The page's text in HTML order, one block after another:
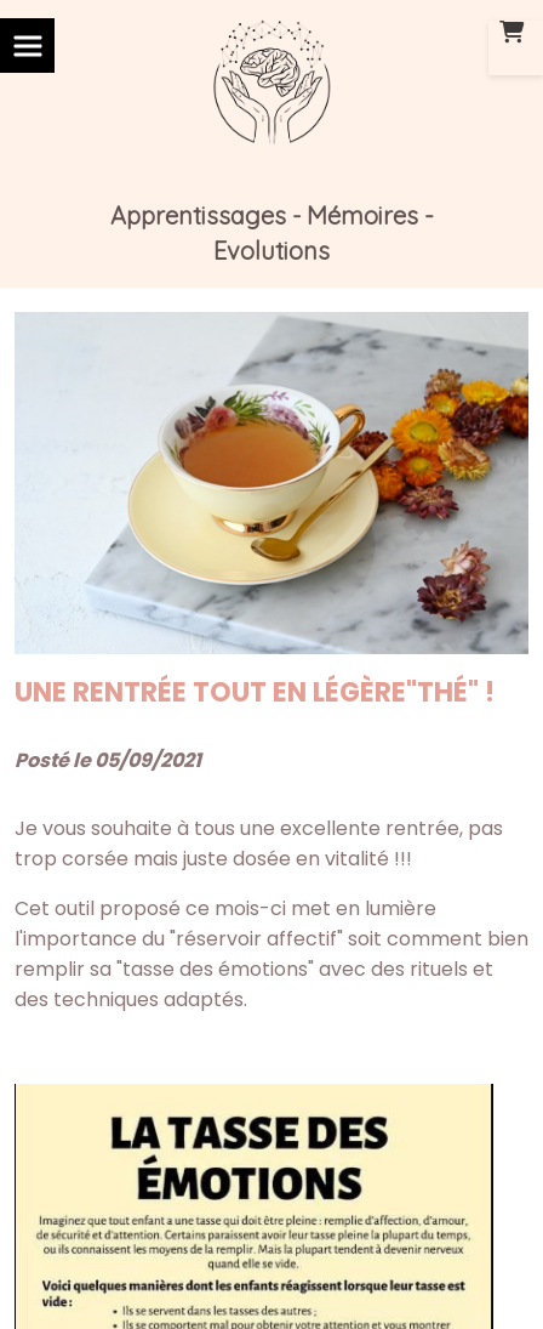
Apprentissages- Mémoires -
Evolutions
UNE RENTRÉE TOUT EN LÉGÈRE"THÉ" !
Posté le 05/09/2021
Je vous souhaite à tous une excellente rentrée, pas
trop corsée mais juste dosée en vitalité !!!
Cet outil proposé ce mois-ci met en lumière
l'importance du "réservoir affectif" soit comment bien
remplir sa "tasse des émotions" avec des rituels et
des techniques adaptés.